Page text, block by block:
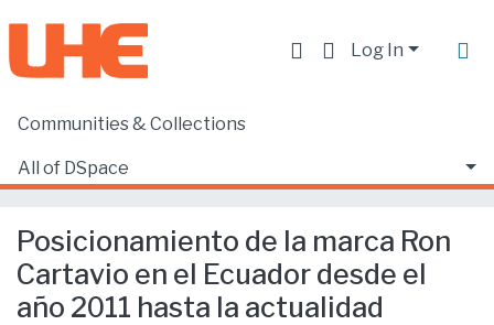
Log In
Communities & Collections
All of DSpace
Home
Posicionamiento de la marca Ron Cartavio en el Ecuador desde el año 2011 hasta la actualidad
Posicionamiento de la marca Ron
Cartavio en el Ecuador desde el
año 2011 hasta la actualidad